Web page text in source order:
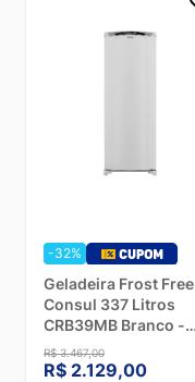
-32%
Geladeira Frost Free
Consul 337 Litros
CRB39MB Branco -
110V
R$ 3.467,00
R$ 2.129,00